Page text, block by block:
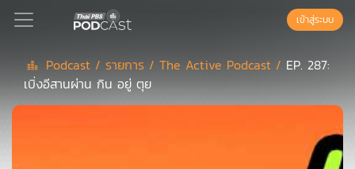
Podcast
เข้าสู่ระบบ
Podcast / รายการ /The Active Podcast / EP. 287:
เบิ่งอีสานผ่าน กิน อยู่ ตุย